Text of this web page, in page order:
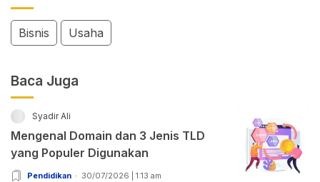
Bisnis Usaha
Baca Juga
Syadir Ali
Mengenal Domain dan 3 Jenis TLD
yang Populer Digunakan
Pendidikan 30/07/2026 | 1:13 am